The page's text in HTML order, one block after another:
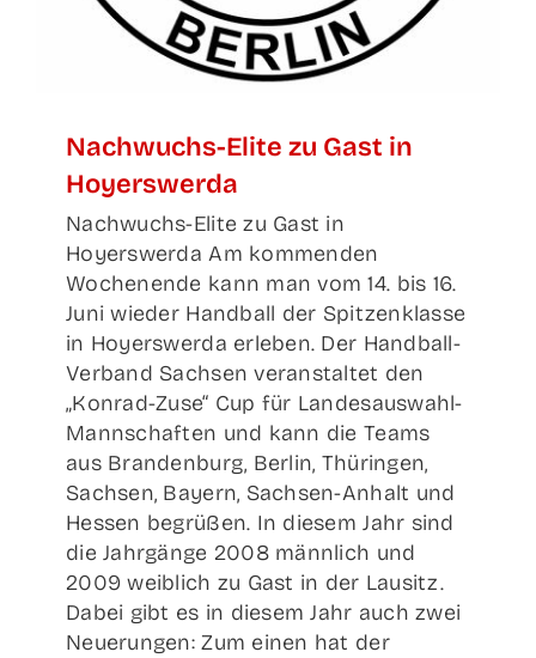
Nach­wuchs-Eli­te zu Gast in
Hoyerswerda
Nachwuchs-Elite zu Gast in
Hoyerswerda Am kommenden
Wochenende kann man vom 14. bis 16.
Juni wieder Handball der Spitzenklasse
in Hoyerswerda erleben. Der Handball-
Verband Sachsen veranstaltet den
„Konrad-Zuse“ Cup für Landesauswahl-
Mannschaften und kann die Teams
aus Brandenburg, Berlin, Thüringen,
Sachsen, Bayern, Sachsen-Anhalt und
Hessen begrüßen. In diesem Jahr sind
die Jahrgänge 2008 männlich und
2009 weiblich zu Gast in der Lausitz.
Dabei gibt es in diesem Jahr auch zwei
Neuerungen: Zum einen hat der